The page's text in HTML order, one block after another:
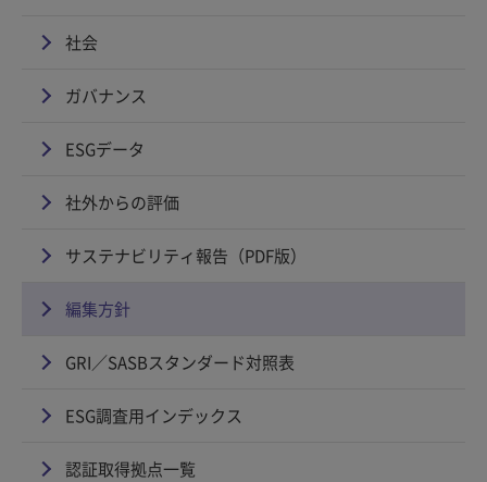
社会
ガバナンス
ESGデータ
社外からの評価
サステナビリティ報告（PDF版）
編集方針
GRI／SASBスタンダード対照表
ESG調査用インデックス
認証取得拠点一覧